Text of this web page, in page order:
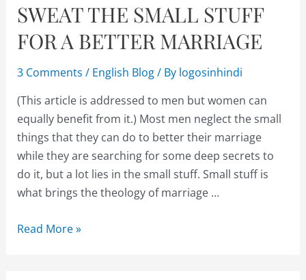
SWEAT THE SMALL STUFF
FOR A BETTER MARRIAGE
3 Comments / English Blog/ By logosinhindi
(This article is addressed to men but women can
equally benefit from it.) Most men neglect the small
things that they can do to better their marriage
while they are searching for some deep secrets to
do it, but a lot lies in the small stuff. Small stuff is
what brings the theology of marriage …
Read More »